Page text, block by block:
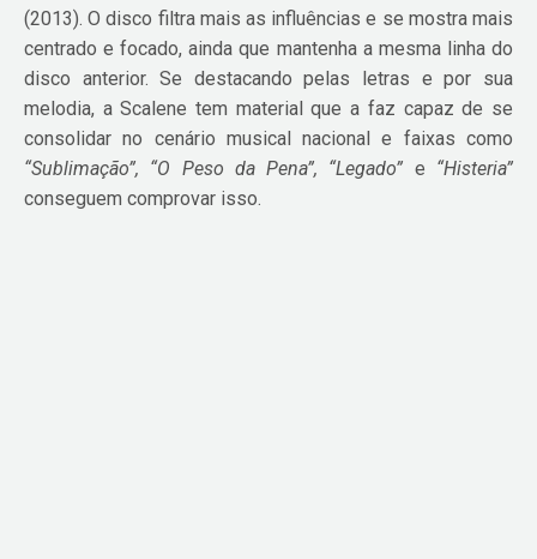
(2013). O disco filtra mais as influências e se mostra mais
centrado e focado, ainda que mantenha a mesma linha do
disco anterior. Se destacando pelas letras e por sua
melodia, a Scalene tem material que a faz capaz de se
consolidar no cenário musical nacional e faixas como
“Sublimação”, “O Peso da Pena”, “Legado” e “Histeria”
conseguem comprovar isso.